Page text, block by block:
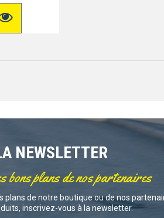
NEWSLETTER
bons plans de nos partenaires
plans de notre boutique ou de nos
inscrivez-vous à la newsletter.